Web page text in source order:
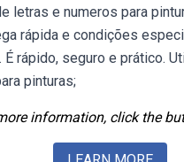
letras e numeros para
rápida e condições
É rápido, seguro e prático.
pinturas;
information, click the